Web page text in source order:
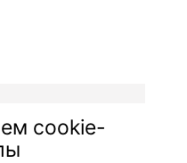
рынка",
2026 12+
cookie-